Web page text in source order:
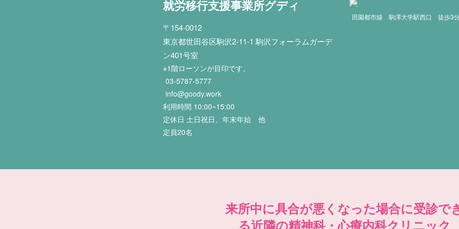
就労移行支援事業所グディ
〒154-0012
東京都世田谷区駒沢2-11-1 駒沢フォーラムガーデ
ン401号室
※1階ローソンが目印です。
03-5787-5777
info@goody.work
利用時間 10:00~15:00
定休日 土日祝日、年末年始 他
定員20名
田園都市線 駒澤大学駅西口 徒歩3
来所中に具合が悪くなった場合に受診で
る近隣の精神科・心療内科クリニック